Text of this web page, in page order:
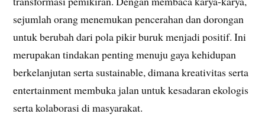
sejumlah orang menemukan pencerahan dan dorongan
untuk berubah dari pola pikir buruk menjadi positif. Ini
merupakan tindakan penting menuju gaya kehidupan
berkelanjutan serta sustainable, dimana kreativitas serta
entertainment membuka jalan untuk kesadaran ekologis
serta kolaborasi di masyarakat.